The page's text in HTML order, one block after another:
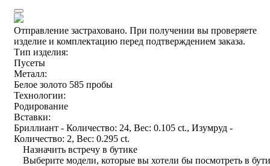
Отправление застраховано. При получении вы проверяете
изделие и комплектацию перед подтверждением заказа.
Тип изделия:
Пусеты
Металл:
Белое золото 585 пробы
Технологии:
Родирование
Вставки:
Бриллиант - Количество: 24, Вес: 0.105 ct., Изумруд -
Количество: 2, Вес: 0.295 ct.
Назначить встречу в бутике
Выберите модели, которые вы хотели бы посмотреть в